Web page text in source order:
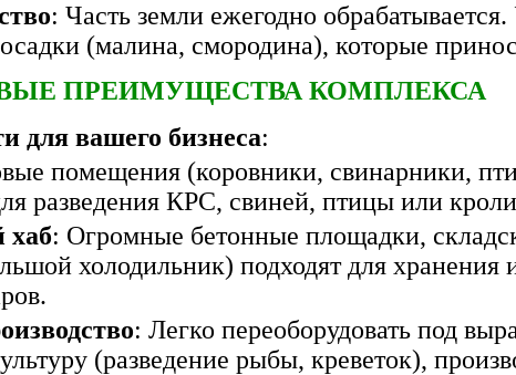
: Часть земли ежегодно
(малина, смородина), которые
ПРЕИМУЩЕСТВА КОМПЛЕКСА
для вашего бизнеса:
помещения (коровники, свинарники,
разведения КРС, свиней, птицы или
хаб: Огромные бетонные площадки,
холодильник) подходят для хранения
: Легко переоборудовать под
(разведение рыбы, креветок),